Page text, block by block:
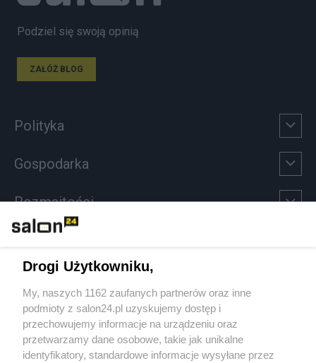
Podziel się swoją opinią
ZAŁÓŻ BLOG
Polityka
Gospodarka
Rozmaitości
Sport
Społeczeństwo
Kultura
Drogi Użytkowniku,
My, naszych 1162 zaufanych partnerów oraz inne
podmioty z salon24.pl uzyskujemy dostęp i
przechowujemy informacje na urządzeniu oraz
przetwarzamy dane osobowe, takie jak unikalne
identyfikatory, standardowe informacje wysyłane przez